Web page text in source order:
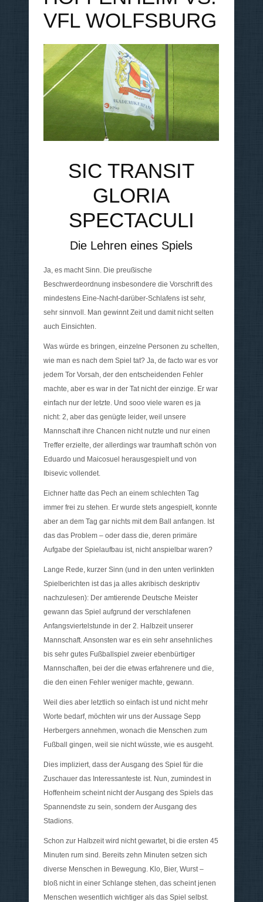
VFL WOLFSBURG
SIC TRANSIT
GLORIA
SPECTACULI
Die Lehren eines Spiels
Ja, es macht Sinn. Die preußische
Beschwerdeordnung insbesondere die Vorschrift des
mindestens Eine-Nacht-darüber-Schlafens ist sehr,
sehr sinnvoll. Man gewinnt Zeit und damit nicht selten
auch Einsichten.
Was würde es bringen, einzelne Personen zu schelten,
wie man es nach dem Spiel tat? Ja, de facto war es vor
jedem Tor Vorsah, der den entscheidenden Fehler
machte, aber es war in der Tat nicht der einzige. Er war
einfach nur der letzte. Und sooo viele waren es ja
nicht: 2, aber das genügte leider, weil unsere
Mannschaft ihre Chancen nicht nutzte und nur einen
Treffer erzielte, der allerdings war traumhaft schön von
Eduardo und Maicosuel herausgespielt und von
Ibisevic vollendet.
Eichner hatte das Pech an einem schlechten Tag
immer frei zu stehen. Er wurde stets angespielt, konnte
aber an dem Tag gar nichts mit dem Ball anfangen. Ist
das das Problem – oder dass die, deren primäre
Aufgabe der Spielaufbau ist, nicht anspielbar waren?
Lange Rede, kurzer Sinn (und in den unten verlinkten
Spielberichten ist das ja alles akribisch deskriptiv
nachzulesen): Der amtierende Deutsche Meister
gewann das Spiel aufgrund der verschlafenen
Anfangsviertelstunde in der 2. Halbzeit unserer
Mannschaft. Ansonsten war es ein sehr ansehnliches
bis sehr gutes Fußballspiel zweier ebenbürtiger
Mannschaften, bei der die etwas erfahrenere und die,
die den einen Fehler weniger machte, gewann.
Weil dies aber letztlich so einfach ist und nicht mehr
Worte bedarf, möchten wir uns der Aussage Sepp
Herbergers annehmen, wonach die Menschen zum
Fußball gingen, weil sie nicht wüsste, wie es ausgeht.
Dies impliziert, dass der Ausgang des Spiel für die
Zuschauer das Interessanteste ist. Nun, zumindest in
Hoffenheim scheint nicht der Ausgang des Spiels das
Spannendste zu sein, sondern der Ausgang des
Stadions.
Schon zur Halbzeit wird nicht gewartet, bi die ersten 45
Minuten rum sind. Bereits zehn Minuten setzen sich
diverse Menschen in Bewegung. Klo, Bier, Wurst –
bloß nicht in einer Schlange stehen, das scheint jenen
Menschen wesentlich wichtiger als das Spiel selbst.